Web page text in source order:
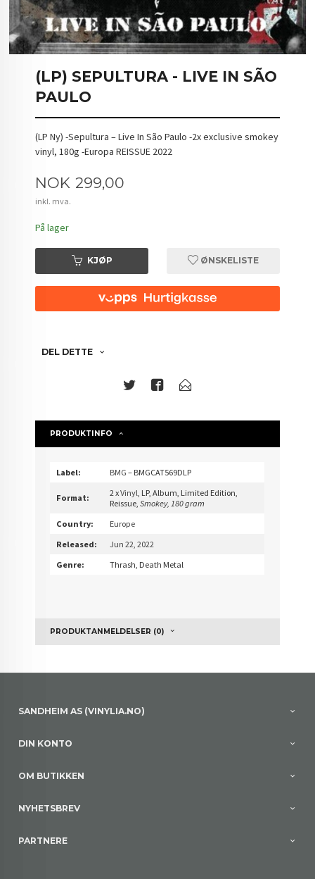
(LP) SEPULTURA - LIVE IN SÃO
PAULO
(LP Ny) -Sepultura – Live In São Paulo -2x exclusive smokey
vinyl, 180g -Europa REISSUE 2022
Pris
NOK 299,00
inkl. mva.
På lager
KJØP ØNSKELISTE
DEL DETTE
PRODUKTINFO
Label: BMG – BMGCAT569DLP
Format: 2 xVinyl , LP, Album, Limited Edition,
Reissue,Smokey, 180 gram
Country:
Europe
Released:
Jun 22, 2022
Genre:
Thrash, Death Metal
PRODUKTANMELDELSER (0)
SANDHEIM AS (VINYLIA.NO)
DIN KONTO
OM BUTIKKEN
NYHETSBREV
PARTNERE